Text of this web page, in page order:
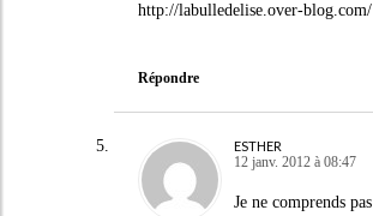
http://labulledelise.over-blog.com/
Répondre
ESTHER
12 janv. 2012 à 08:47
Je ne comprends pas